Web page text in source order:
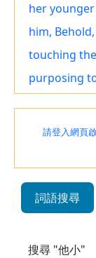
her younger
him,
touching
purposing
請登入網頁
詞語搜尋
搜尋 "他小"